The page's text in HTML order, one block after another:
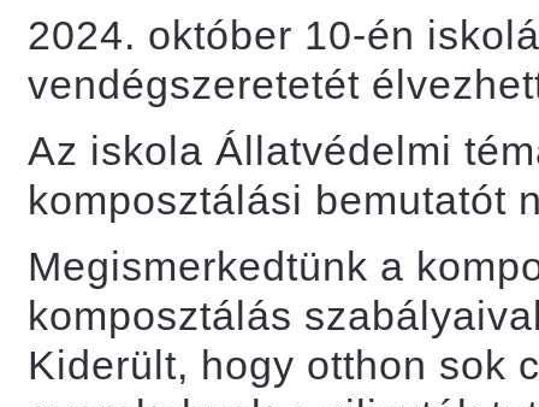
2024. október 10-én
vendégszeretetét
Az iskola Állatvédelmi
komposztálási bemutatót
Megismerkedtünk a
komposztálás
Kiderült, hogy otthon sok